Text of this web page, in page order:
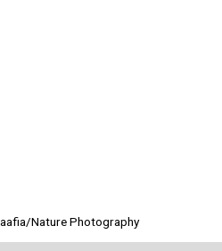
Nature Photography